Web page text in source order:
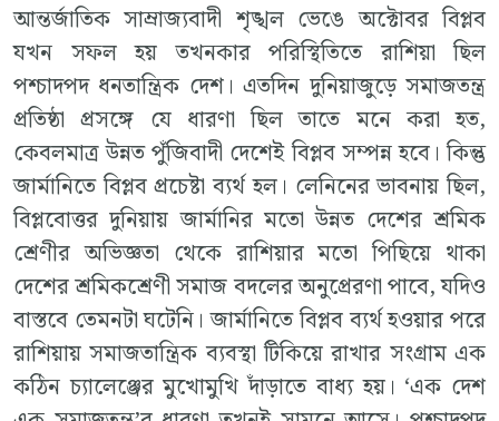
আন্তর্জাতিক সাম্রাজ্যবাদী শৃঙ্খল ভেঙে অক্টোবর বিপ্লব
যখন সফল হয় তখনকার পরিস্থিতিতে রাশিয়া ছিল
পশ্চাদপদ ধনতান্ত্রিক দেশ। এতদিন দুনিয়াজুড়ে সমাজতন্ত্র
প্রতিষ্ঠা প্রসঙ্গে যে ধারণা ছিল তাতে মনে করা হত,
কেবলমাত্র উন্নত পুঁজিবাদী দেশেই বিপ্লব সম্পন্ন হবে। কিন্তু
জার্মানিতে বিপ্লব প্রচেষ্টা ব্যর্থ হল। লেনিনের ভাবনায় ছিল,
বিপ্লবোত্তর দুনিয়ায় জার্মানির মতো উন্নত দেশের শ্রমিক
শ্রেণীর অভিজ্ঞতা থেকে রাশিয়ার মতো পিছিয়ে থাকা
দেশের শ্রমিকশ্রেণী সমাজ বদলের অনুপ্রেরণা পাবে, যদিও
বাস্তবে তেমনটা ঘটেনি। জার্মানিতে বিপ্লব ব্যর্থ হওয়ার পরে
রাশিয়ায় সমাজতান্ত্রিক ব্যবস্থা টিকিয়ে রাখার সংগ্রাম এক
কঠিন চ্যালেঞ্জের মুখোমুখি দাঁড়াতে বাধ্য হয়। ‘এক দেশ